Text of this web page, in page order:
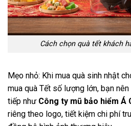
Cách chọn quà tết khách
Mẹo nhỏ: Khi mua quà sinh nhật
mua quà Tết số lượng lớn, bạn
tiếp như Công ty mũ bảo hiểm Á
riêng theo logo, tiết kiệm chi phí